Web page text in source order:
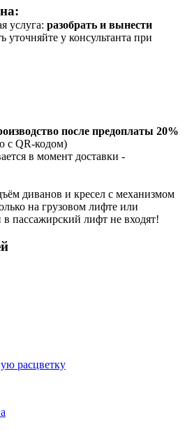
услуга: разобрать и вынести
уточняйте у консультанта при
после предоплаты 20%
с QR-кодом)
в момент доставки -
диванов и кресел с механизмом
на грузовом лифте или
пассажирский лифт не входят!
расцветку